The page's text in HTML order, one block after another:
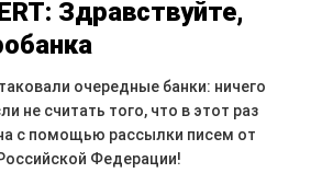
Здравствуйте,
очередные банки: ничего
не считать того, что в этот раз
с помощью рассылки писем от
Федерации!